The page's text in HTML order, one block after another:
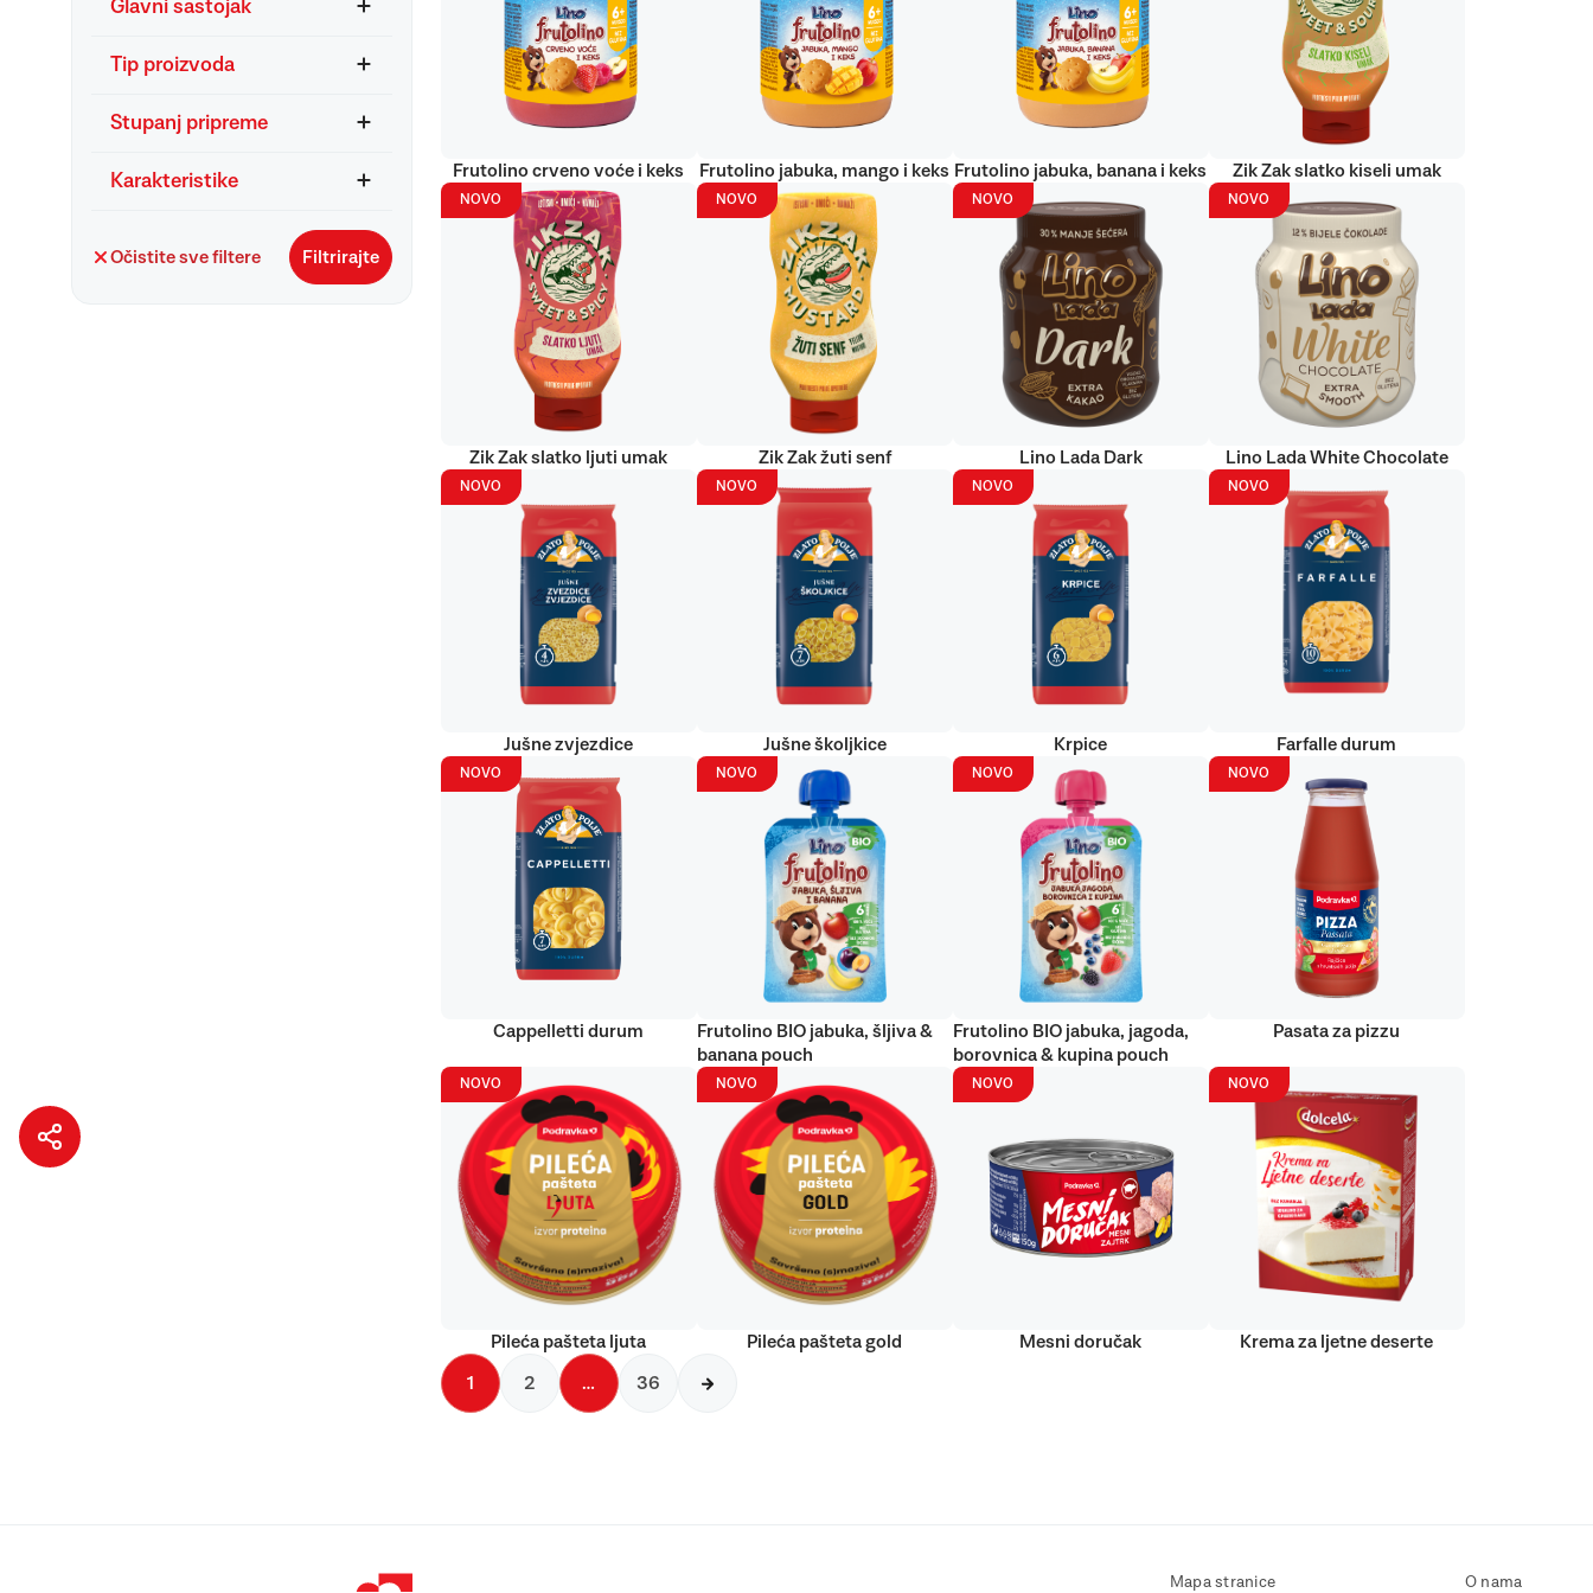
Glavni sastojak
Tip proizvoda
Stupanj pripreme
Karakteristike
Očistite sve filtere Filtrirajte
Frutolino crveno voće i keks Frutolino jabuka, mango i keks Frutolino jabuka, banana i keks Zik Zak slatko kiseli umak
NOVO
Zik Zak slatko ljuti umak
NOVO
Zik Zak žuti senf
NOVO
Lino Lada Dark
NOVO
Lino Lada White Chocolate
NOVO
Jušne zvjezdice
NOVO
Jušne školjkice
NOVO
Krpice
NOVO
Farfalle durum
NOVO
Cappelletti durum
NOVO
Frutolino BIO jabuka, šljiva &
banana pouch
NOVO
Frutolino BIO jabuka, jagoda,
borovnica & kupina pouch
NOVO
Pasata za pizzu
NOVO
Pileća pašteta ljuta
NOVO
Pileća pašteta gold
NOVO
Mesni doručak
NOVO
Krema za ljetne deserte
1 2 … 36
Mapa stranice O nama